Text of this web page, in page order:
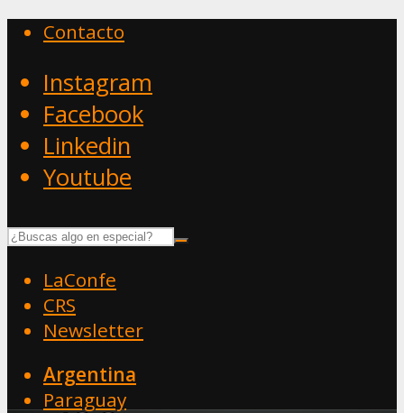
Contacto
Instagram
Facebook
Linkedin
Youtube
LaConfe
CRS
Newsletter
Argentina
Paraguay